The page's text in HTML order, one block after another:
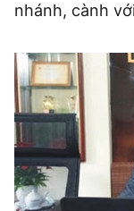
nhánh, cành